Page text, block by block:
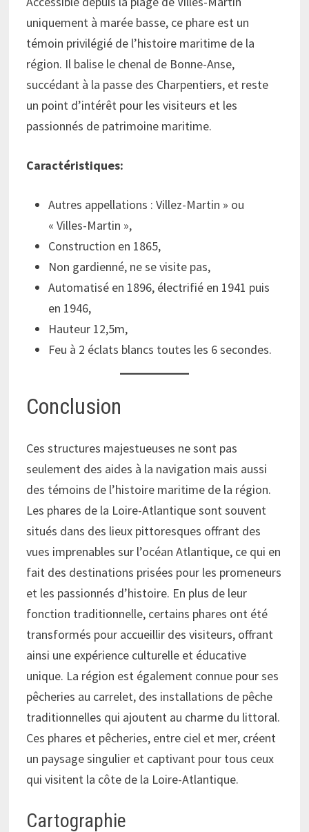
uniquement à marée basse, ce phare est un
témoin privilégié de l’histoire maritime de la
région. Il balise le chenal de Bonne-Anse,
succédant à la passe des Charpentiers, et reste
un point d’intérêt pour les visiteurs et les
passionnés de patrimoine maritime.
Caractéristiques:
Autres appellations : Villez-Martin » ou
« Villes-Martin »,
Construction en 1865,
Non gardienné, ne se visite pas,
Automatisé en 1896, électrifié en 1941 puis
en 1946,
Hauteur 12,5m,
Feu à 2 éclats blancs toutes les 6 secondes.
Conclusion
Ces structures majestueuses ne sont pas
seulement des aides à la navigation mais aussi
des témoins de l’histoire maritime de la région.
Les phares de la Loire-Atlantique sont souvent
situés dans des lieux pittoresques offrant des
vues imprenables sur l’océan Atlantique, ce qui en
fait des destinations prisées pour les promeneurs
et les passionnés d’histoire. En plus de leur
fonction traditionnelle, certains phares ont été
transformés pour accueillir des visiteurs, offrant
ainsi une expérience culturelle et éducative
unique. La région est également connue pour ses
pêcheries au carrelet, des installations de pêche
traditionnelles qui ajoutent au charme du littoral.
Ces phares et pêcheries, entre ciel et mer, créent
un paysage singulier et captivant pour tous ceux
qui visitent la côte de la Loire-Atlantique.
Cartographie